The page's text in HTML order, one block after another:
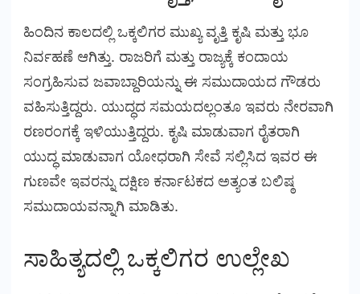
ಹಿಂದಿನ ಕಾಲದಲ್ಲಿ ಒಕ್ಕಲಿಗರ ಮುಖ್ಯ ವೃತ್ತಿ ಕೃಷಿ ಮತ್ತು ಭೂ
ನಿರ್ವಹಣೆ ಆಗಿತ್ತು. ರಾಜರಿಗೆ ಮತ್ತು ರಾಜ್ಯಕ್ಕೆ ಕಂದಾಯ
ಸಂಗ್ರಹಿಸುವ ಜವಾಬ್ದಾರಿಯನ್ನು ಈ ಸಮುದಾಯದ ಗೌಡರು
ವಹಿಸುತ್ತಿದ್ದರು. ಯುದ್ಧದ ಸಮಯದಲ್ಲಂತೂ ಇವರು ನೇರವಾಗಿ
ರಣರಂಗಕ್ಕೆ ಇಳಿಯುತ್ತಿದ್ದರು. ಕೃಷಿ ಮಾಡುವಾಗ ರೈತರಾಗಿ
ಯುದ್ಧ ಮಾಡುವಾಗ ಯೋಧರಾಗಿ ಸೇವೆ ಸಲ್ಲಿಸಿದ ಇವರ ಈ
ಗುಣವೇ ಇವರನ್ನು ದಕ್ಷಿಣ ಕರ್ನಾಟಕದ ಅತ್ಯಂತ ಬಲಿಷ್ಠ
ಸಮುದಾಯವನ್ನಾಗಿ ಮಾಡಿತು.
ಸಾಹಿತ್ಯದಲ್ಲಿ ಒಕ್ಕಲಿಗರ ಉಲ್ಲೇಖ